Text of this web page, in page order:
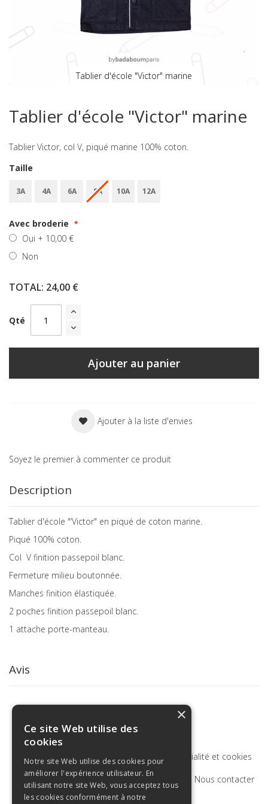
Tablier d'école "Victor" marine
the
beginning
the
images
gallery
Tablier d'école "Victor" marine
Tablier Victor, col V, piqué marine 100% coton.
Taille
3A 4A 6A 8A 10A 12A
Avec broderie
Oui + 10,00 €
Non
Qté
TOTAL: 24,00 €
Ajouter au panier
Ajouter à la liste d'envies
Soyez le premier à commenter ce produit
Description
Tablier d'école "‘Victor" en piqué de coton marine.
Piqué 100% coton.
Col V finition passepoil blanc.
Fermeture milieu boutonnée.
Manches finition élastiquée.
2 poches finition passepoil blanc.
1 attache porte-manteau.
Avis
Termes de recherche
Politique de confidentialité et cookies
Recherche Avancée
Commandes et retours Nous contacter
×
Ce site Web utilise des
cookies
Notre site Web utilise des cookies pour
améliorer l'expérience utilisateur. En
utilisant notre site Web, vous acceptez tous
les cookies conformément à notre